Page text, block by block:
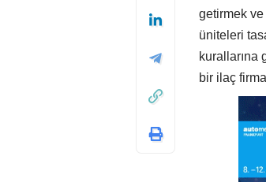
getirmek ve
üniteleri
kurallarına
bir ilaç